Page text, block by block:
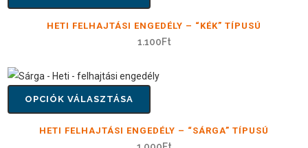
HETI FELHAJTÁSI ENGEDÉLY – “KÉK” TÍPUSÚ
1.100Ft
OPCIÓK VÁLASZTÁSA
HETI FELHAJTÁSI ENGEDÉLY – “SÁRGA” TÍPUSÚ